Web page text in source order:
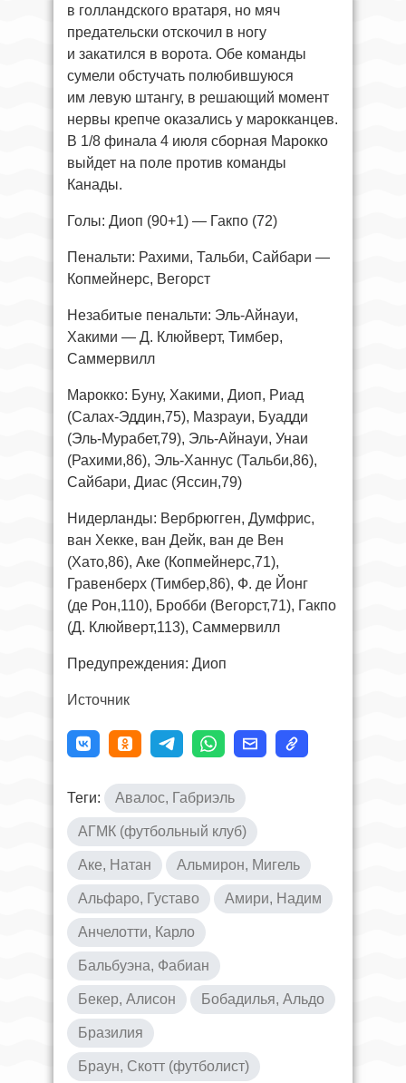
в голландского вратаря, но мяч
предательски отскочил в ногу
и закатился в ворота. Обе команды
сумели обстучать полюбившуюся
им левую штангу, в решающий момент
нервы крепче оказались у марокканцев.
В 1/8 финала 4 июля сборная Марокко
выйдет на поле против команды
Канады.
Голы: Диоп (90+1) — Гакпо (72)
Пенальти: Рахими, Тальби, Сайбари —
Копмейнерс, Вегорст
Незабитые пенальти: Эль-Айнауи,
Хакими — Д. Клюйверт, Тимбер,
Саммервилл
Марокко: Буну, Хакими, Диоп, Риад
(Салах-Эддин,75), Мазрауи, Буадди
(Эль-Мурабет,79), Эль-Айнауи, Унаи
(Рахими,86), Эль-Ханнус (Тальби,86),
Сайбари, Диас (Яссин,79)
Нидерланды: Вербрюгген, Думфрис,
ван Хекке, ван Дейк, ван де Вен
(Хато,86), Аке (Копмейнерс,71),
Гравенберх (Тимбер,86), Ф. де Йонг
(де Рон,110), Бробби (Вегорст,71), Гакпо
(Д. Клюйверт,113), Саммервилл
Предупреждения: Диоп
Источник
Теги: Авалос, Габриэль
АГМК (футбольный клуб)
Аке, Натан Альмирон, Мигель
Альфаро, Густаво Амири, Надим
Анчелотти, Карло
Бальбуэна, Фабиан
Бекер, Алисон Бобадилья, Альдо
Бразилия
Браун, Скотт (футболист)